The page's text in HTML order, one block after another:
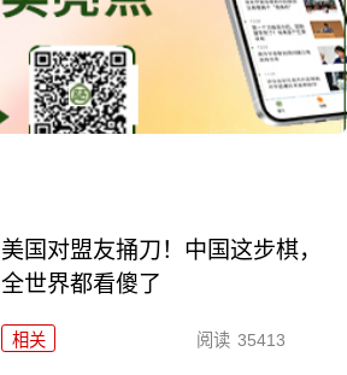
美国对盟友捅刀！中国这步棋，
全世界都看傻了
相关 阅读 35413